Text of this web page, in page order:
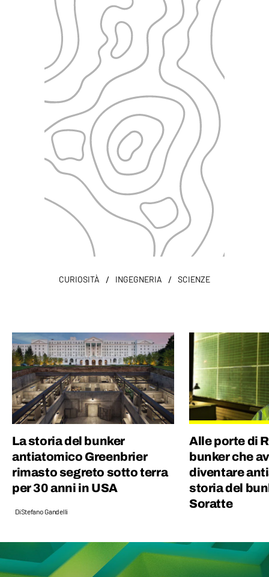
CURIOSITÀ / INGEGNERIA / SCIENZE
La storia del bunker
antiatomico Greenbrier
rimasto segreto sotto terra
per 30 anni in USA
DiStefano Gandelli
Alle porte di
bunker che
diventare
storia del
Soratte